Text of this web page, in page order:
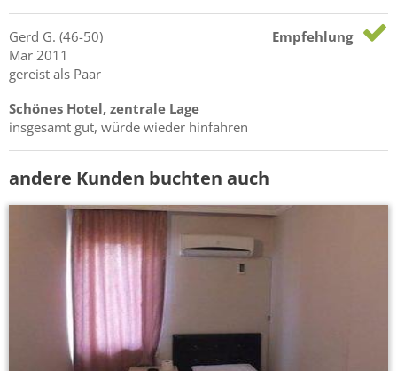
Gerd G. (46-50)
Mar 2011
gereist als Paar
Empfehlung
Schönes Hotel, zentrale Lage
insgesamt gut, würde wieder hinfahren
andere Kunden buchten auch